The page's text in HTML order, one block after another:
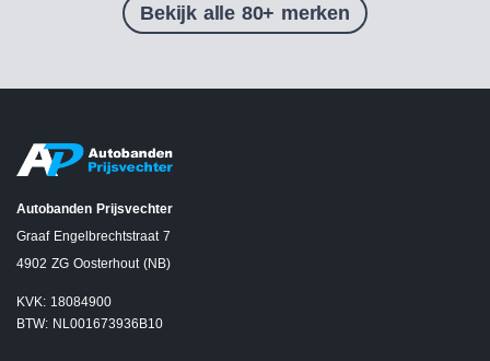
Bekijk alle 80+ merken
Autobanden Prijsvechter
Graaf Engelbrechtstraat 7
4902 ZG Oosterhout (NB)
KVK: 18084900
BTW: NL001673936B10